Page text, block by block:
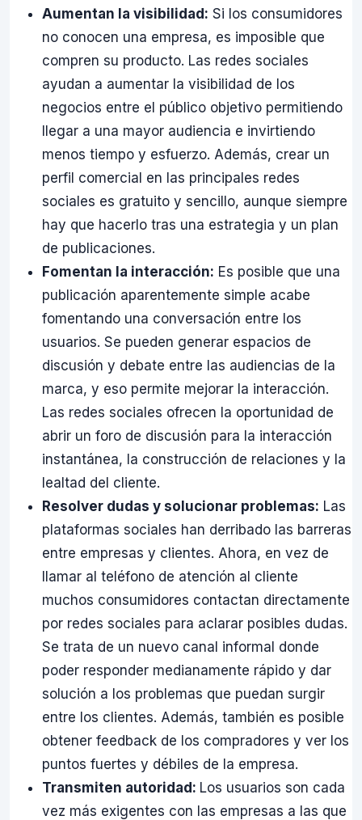
Aumentan la visibilidad: Si los consumidores
no conocen una empresa, es imposible que
compren su producto. Las redes sociales
ayudan a aumentar la visibilidad de los
negocios entre el público objetivo permitiendo
llegar a una mayor audiencia e invirtiendo
menos tiempo y esfuerzo. Además, crear un
perfil comercial en las principales redes
sociales es gratuito y sencillo, aunque siempre
hay que hacerlo tras una estrategia y un plan
de publicaciones.
Fomentan la interacción: Es posible que una
publicación aparentemente simple acabe
fomentando una conversación entre los
usuarios. Se pueden generar espacios de
discusión y debate entre las audiencias de la
marca, y eso permite mejorar la interacción.
Las redes sociales ofrecen la oportunidad de
abrir un foro de discusión para la interacción
instantánea, la construcción de relaciones y la
lealtad del cliente.
Resolver dudas y solucionar problemas: Las
plataformas sociales han derribado las barreras
entre empresas y clientes. Ahora, en vez de
llamar al teléfono de atención al cliente
muchos consumidores contactan directamente
por redes sociales para aclarar posibles dudas.
Se trata de un nuevo canal informal donde
poder responder medianamente rápido y dar
solución a los problemas que puedan surgir
entre los clientes. Además, también es posible
obtener feedback de los compradores y ver los
puntos fuertes y débiles de la empresa.
Transmiten autoridad: Los usuarios son cada
vez más exigentes con las empresas a las que